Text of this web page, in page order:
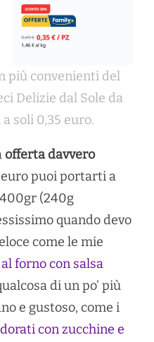
più convenienti del
Delizie dal Sole da
soli 0,35 euro.
offerta davvero
euro puoi portarti a
(240g
quando devo
come le mie
forno con salsa
di un po’ più
e gustoso, come i
con zucchine e